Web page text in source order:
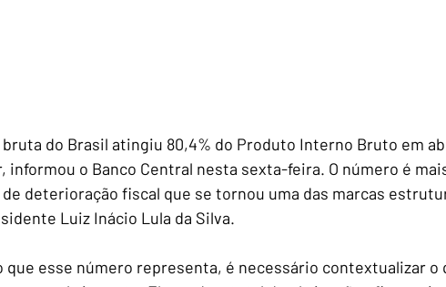
do Brasil atingiu 80,4% do Produto Interno Bruto em
informou o Banco Central nesta sexta-feira. O número é
deterioração fiscal que se tornou uma das marcas
Luiz Inácio Lula da Silva.
que esse número representa, é necessário contextualizar o